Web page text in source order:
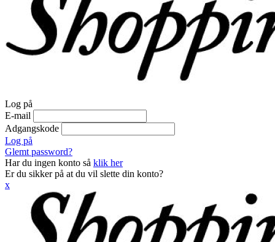
Log på
E-mail
Adgangskode
Log på
Glemt password?
Har du ingen konto så klik her
Er du sikker på at du vil slette din konto?
x